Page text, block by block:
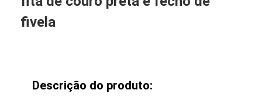
fivela
Descrição do produto: